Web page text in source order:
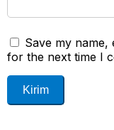
Save my name,
for the next time I